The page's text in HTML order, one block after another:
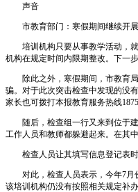
声音
市教育部门：寒假期间继续开展
培训机构只要从事教学活动，就
机构在规定时间内限期整改。下一
除此之外，寒假期间，市教育局
骗。对于此次突击检查中发现的没
家长也可拨打本报教育服务热线
随后，检查组一行又来到位于建
工作人员和教师都躲避起来。在其
检查人员让其填写信息登记表时
对此，检查人员表示，今年7月份
该培训机构仍没有按照相关规定补